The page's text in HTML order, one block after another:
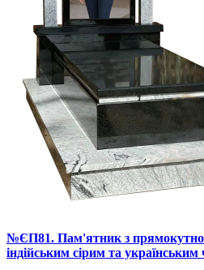
№ЄП81. Пам'ятник з
індійським сірим та